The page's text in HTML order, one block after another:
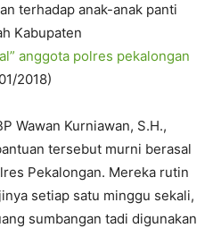
terhadap anak-anak panti
Kabupaten
anggota polres pekalongan
2018)
Wawan Kurniawan, S.H.,
tersebut murni berasal
Pekalongan. Mereka rutin
setiap satu minggu sekali,
sumbangan tadi digunakan